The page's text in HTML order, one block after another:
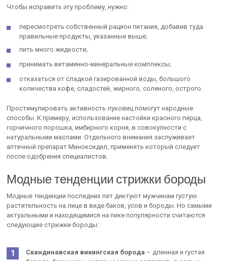
Чтобы исправить эту проблему, нужно:
пересмотреть собственный рацион питания, добавив туда
правильные продукты, указанные выше;
пить много жидкости;
принимать витаминно-минеральные комплексы;
отказаться от сладкой газированной воды, большого
количества кофе, сладостей, жирного, соленого, острого.
Простимулировать активность луковиц помогут народные
способы. К примеру, использование настойки красного перца,
горчичного порошка, имбирного корня, в совокупности с
натуральными маслами. Отдельного внимания заслуживает
аптечный препарат Миноксидил, применять который следует
после одобрения специалистов.
Модные тенденции стрижки бороды
Модные тенденции последних лет диктуют мужчинам густую
растительность на лице в виде баков, усов и бороды. Но самыми
актуальными и находящимися на пике популярности считаются
следующие стрижки бороды:
Скандинавская викингская борода – длинная и густая